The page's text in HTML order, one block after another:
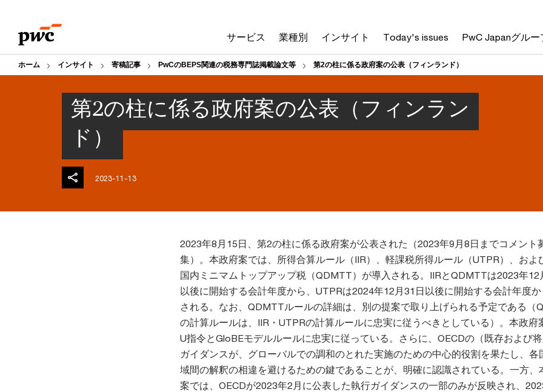
content
footer
サービス 業種別 インサイト Today's issues PwC Japanグルー
ホーム インサイト 寄稿記事 PwCのBEPS関連の税務専門誌掲載論文等 第2の柱に係る政府案の公表（フィンランド）
第2の柱に係る政府案の公表（フィンラン
ド）
2023-11-13
2023年8月15日、第2の柱に係る政府案が公表された（2023年9月8日までコメント
集）。本政府案では、所得合算ルール（IIR）、軽課税所得ルール（UTPR）、およ
国内ミニマムトップアップ税（QDMTT）が導入される。IIRとQDMTTは2023年12
以後に開始する会計年度から、UTPRは2024年12月31日以後に開始する会計年度か
される。なお、QDMTTルールの詳細は、別の提案で取り上げられる予定である（
の計算ルールは、IIR・UTPRの計算ルールに忠実に従うべきとしている）。本政府
U指令とGloBEモデルルールに忠実に従っている。さらに、OECDの（既存および将
ガイダンスが、グローバルでの調和のとれた実施のための中心的役割を果たし、各
域間の解釈の相違を避けるための鍵であることが、明確に認識されている。一方、
案では、OECDが2023年2月に公表した執行ガイダンスの一部のみが反映され、